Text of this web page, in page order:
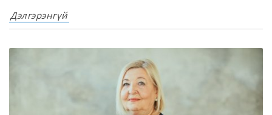
Дэлгэрэнгүй